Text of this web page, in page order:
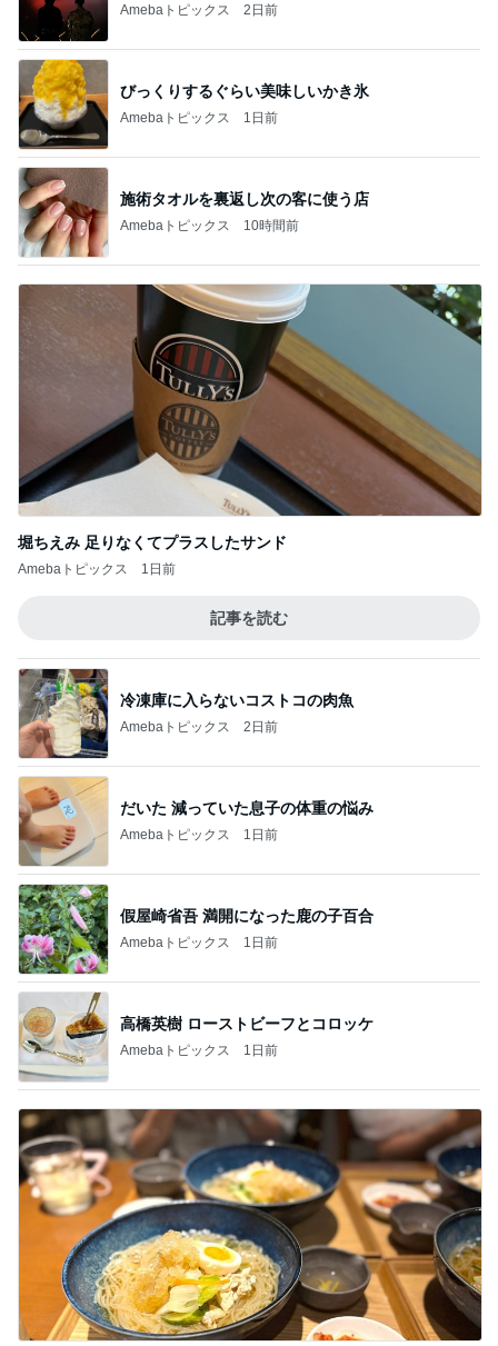
Amebaトピックス 2日前
びっくりするぐらい美味しいかき氷
Amebaトピックス 1日前
施術タオルを裏返し次の客に使う店
Amebaトピックス 10時間前
堀ちえみ 足りなくてプラスしたサンド
Amebaトピックス 1日前
記事を読む
冷凍庫に入らないコストコの肉魚
Amebaトピックス 2日前
だいた 減っていた息子の体重の悩み
Amebaトピックス 1日前
假屋崎省吾 満開になった鹿の子百合
Amebaトピックス 1日前
高橋英樹 ローストビーフとコロッケ
Amebaトピックス 1日前